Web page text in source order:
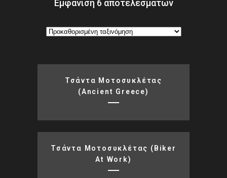
Εμφάνιση 6 αποτελεσμάτων
Τσάντα Μοτοσυκλέτας
(Ancient Greece)
Τσάντα Μοτοσυκλέτας (Biker
At Work)